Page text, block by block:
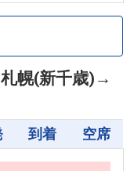
札幌(新千歳) →
到着 空席